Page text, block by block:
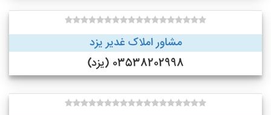
مشاور املاک غدیر یزد
03538202998 (یزد)